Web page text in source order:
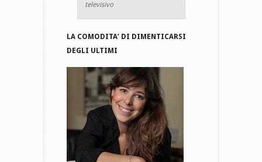
televisivo
LA COMODITA’ DI DIMENTICARSI
DEGLI ULTIMI